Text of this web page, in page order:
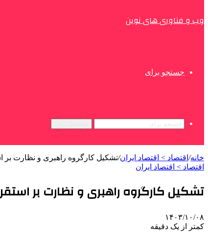
وب و فناوری های نوین
جستجو برای
خانه/ اقتصاد > اقتصاد ایران/تشکیل کارگروه راهبری و نظارت بر
اقتصاد > اقتصاد ایران
تشکیل کارگروه راهبری و نظارت بر
۱۴۰۳/۱۰/۰۸
کمتر از یک دقیقه